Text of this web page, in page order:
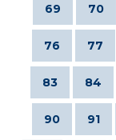
69 70
76 77
83 84
90 91